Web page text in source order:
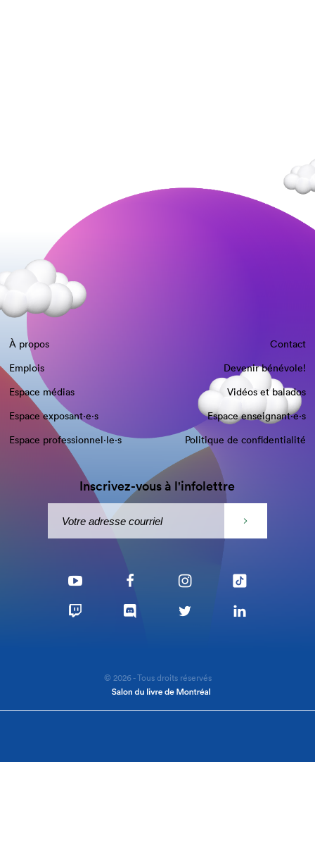
À propos
Contact
Emplois
Devenir bénévole!
Espace médias
Vidéos et balados
Espace exposant·e⋅s
Espace enseignant·e⋅s
Espace professionnel·le⋅s
Politique de confidentialité
Inscrivez-vous à l'infolettre
© 2026 - Tous droits réservés